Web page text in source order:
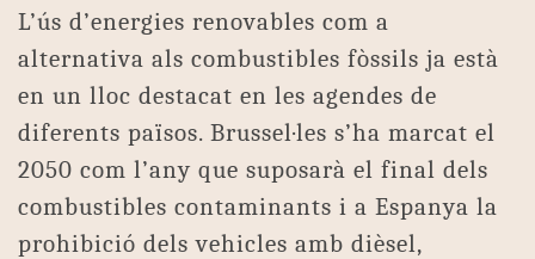
L’ús d’energies renovables com a
alternativa als combustibles fòssils ja està
en un lloc destacat en les agendes de
diferents països. Brussel·les s’ha marcat el
2050 com l’any que suposarà el final dels
combustibles contaminants i a Espanya la
prohibició dels vehicles amb dièsel,